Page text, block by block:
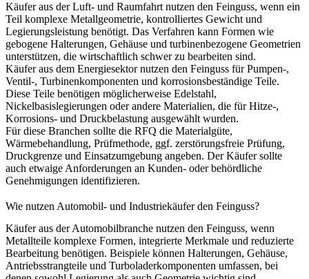
Käufer aus derLuft- und Raumfahrt nutzen den Feinguss, wenn ein
Teil komplexe Metallgeometrie, kontrolliertes Gewicht und
Legierungsleistung benötigt. Das Verfahren kann Formen wie
gebogene Halterungen, Gehäuse und turbinenbezogene Geometrien
unterstützen, die wirtschaftlich schwer zu bearbeiten sind.
Käufer aus dem Energiesektornutzen den Feinguss für Pumpen-,
Ventil-, Turbinenkomponenten und korrosionsbeständige Teile.
Diese Teile benötigen möglicherweise Edelstahl,
Nickelbasislegierungen oder andere Materialien, die für Hitze-,
Korrosions- und Druckbelastung ausgewählt wurden.
Für diese Branchen sollte die RFQ die Materialgüte,
Wärmebehandlung, Prüfmethode, ggf. zerstörungsfreie Prüfung,
Druckgrenze und Einsatzumgebung angeben. Der Käufer sollte
auch etwaige Anforderungen an Kunden- oder behördliche
Genehmigungen identifizieren.
Wie nutzen Automobil- und Industriekäufer den Feinguss?
Käufer aus derAutomobilbranche nutzen den Feinguss, wenn
Metallteile komplexe Formen, integrierte Merkmale und reduzierte
Bearbeitung benötigen. Beispiele können Halterungen, Gehäuse,
Antriebsstrangteile und Turboladerkomponenten umfassen, bei